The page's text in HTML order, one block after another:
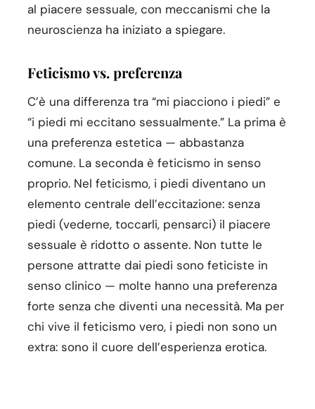
al piacere sessuale, con meccanismi che la
neuroscienza ha iniziato a spiegare.
Feticismo vs. preferenza
C’è una differenza tra “mi piacciono i piedi” e
“i piedi mi eccitano sessualmente.” La prima è
una preferenza estetica — abbastanza
comune. La seconda è feticismo in senso
proprio. Nel feticismo, i piedi diventano un
elemento centrale dell’eccitazione: senza
piedi (vederne, toccarli, pensarci) il piacere
sessuale è ridotto o assente. Non tutte le
persone attratte dai piedi sono feticiste in
senso clinico — molte hanno una preferenza
forte senza che diventi una necessità. Ma per
chi vive il feticismo vero, i piedi non sono un
extra: sono il cuore dell’esperienza erotica.